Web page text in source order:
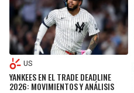
US
YANKEES EN EL TRADE DEADLINE
2026: MOVIMIENTOS Y ANÁLISIS